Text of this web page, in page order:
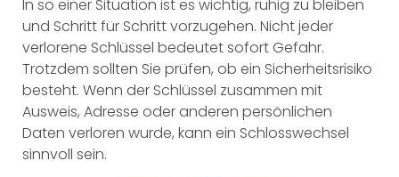
In so einer Situation ist es wichtig, ruhig zu bleiben
und Schritt für Schritt vorzugehen. Nicht jeder
verlorene Schlüssel bedeutet sofort Gefahr.
Trotzdem sollten Sie prüfen, ob ein Sicherheitsrisiko
besteht. Wenn der Schlüssel zusammen mit
Ausweis, Adresse oder anderen persönlichen
Daten verloren wurde, kann ein Schlosswechsel
sinnvoll sein.